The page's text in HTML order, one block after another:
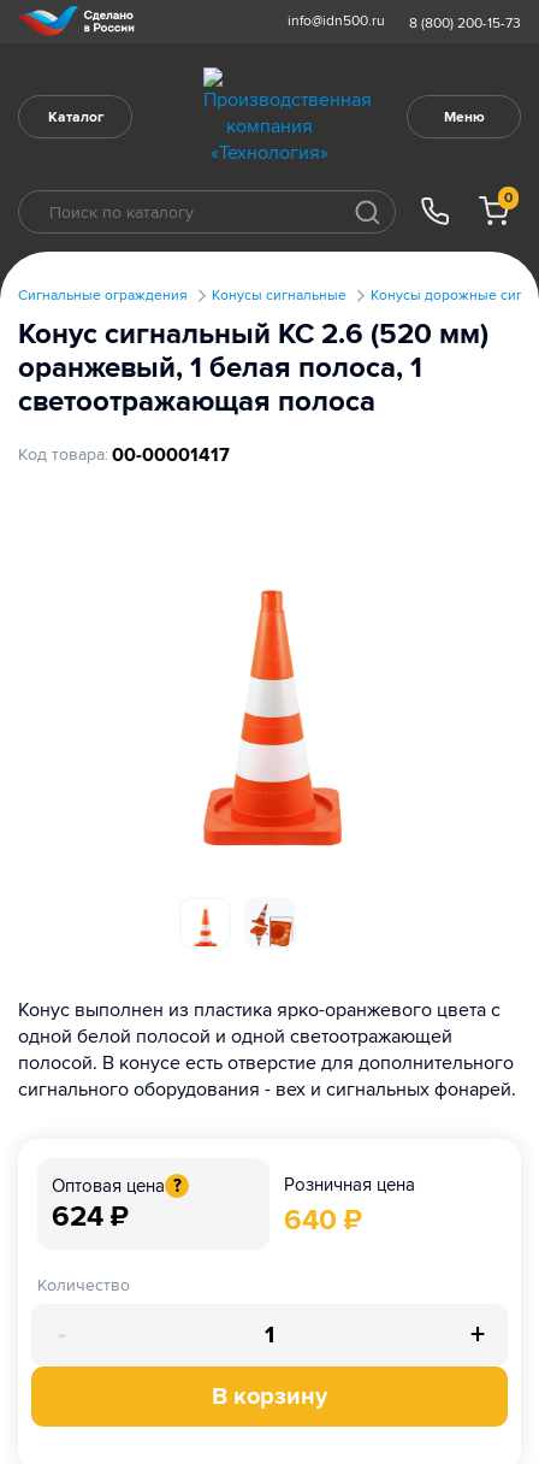
info@idn500.ru 8 (800) 200-15-73
Каталог Меню
0
Сигнальные ограждения Конусы сигнальные Конусы дорожные
Конус сигнальный КС 2.6 (520 мм)
оранжевый, 1 белая полоса, 1
светоотражающая полоса
Код товара: 00-00001417
Конус выполнен из пластика ярко-оранжевого цвета с
одной белой полосой и одной светоотражающей
полосой. В конусе есть отверстие для дополнительного
сигнального оборудования - вех и сигнальных фонарей.
Оптовая цена ?
624 ₽
Розничная цена
640 ₽
Количество
- +
В корзину